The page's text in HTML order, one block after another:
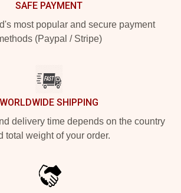
SAFE PAYMENT
most popular and secure payment
(Paypal / Stripe)
WORLDWIDE SHIPPING
delivery time depends on the country
total weight of your order.